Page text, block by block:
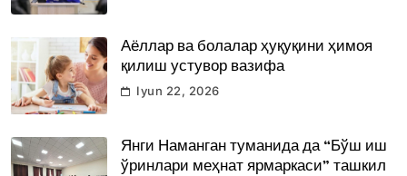
Аёллар ва болалар ҳуқуқини ҳимоя
қилиш устувор вазифа
Iyun 22, 2026
Янги Наманган туманида да “Бўш иш
ўринлари меҳнат ярмаркаси” ташкил